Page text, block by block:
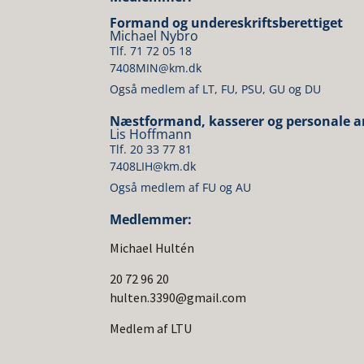
Formand og undereskriftsberettiget
Michael Nybro
Tlf. 71 72 05 18
7408MIN@km.dk
Også medlem af LT, FU, PSU, GU og DU
Næstformand, kasserer og personale
Lis Hoffmann
Tlf. 20 33 77 81
7408LIH@km.dk
Også medlem af FU og AU
Medlemmer:
Michael Hultén
20 72 96 20
hulten.3390@gmail.com
Medlem af LTU